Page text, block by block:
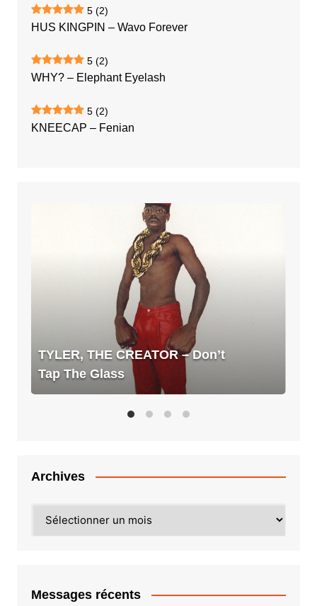
5 (2)
HUS KINGPIN – Wavo Forever
5 (2)
WHY? – Elephant Eyelash
5 (2)
KNEECAP – Fenian
TYLER, THE CREATOR – Don’t
Tap The Glass
Archives
Messages récents